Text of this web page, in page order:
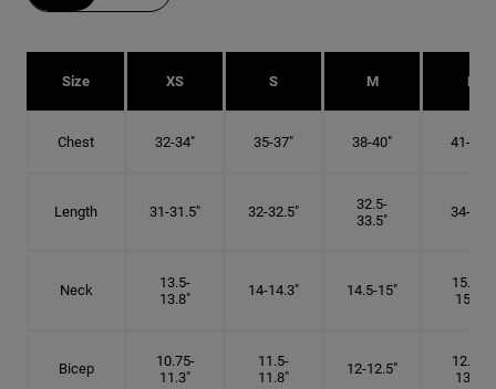
Size XS S M L
Chest 32-34" 35-37" 38-40" 41-43"
Length 31-31.5" 32-32.5"
32.5-
33.5"
34-35"
Neck
13.5-
13.8"
14-14.3" 14.5-15"
15.25-
15.5"
Bicep
10.75-
11.3"
11.5-
11.8"
12-12.5"
12.75-
13.3"